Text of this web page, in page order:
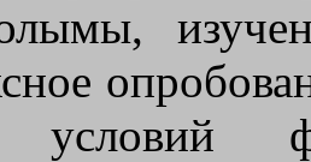
условий